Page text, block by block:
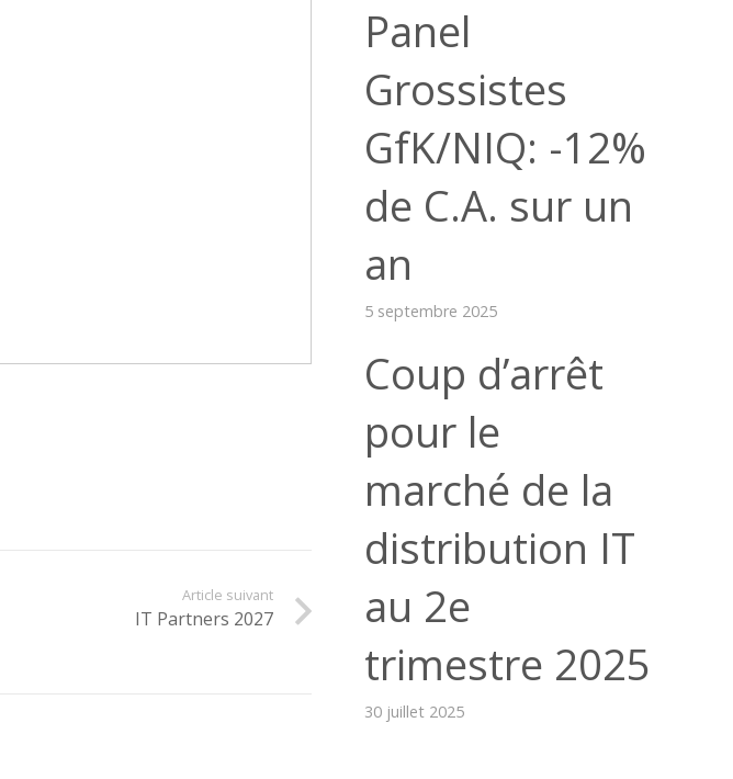
Article suivant
IT Partners 2027
Panel
Grossistes
GfK/NIQ: -12%
de C.A. sur un
an
5 septembre 2025
Coup d’arrêt
pour le
marché de la
distribution IT
au 2e
trimestre 2025
30 juillet 2025